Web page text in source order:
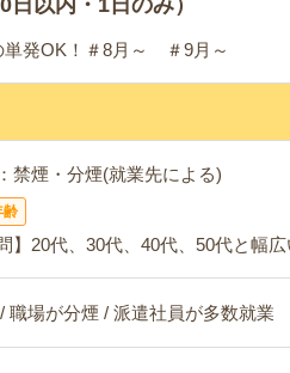
日以内・1日のみ）
単発OK！＃8月～ ＃9月～
禁煙・分煙(就業先による)
齢
】20代、30代、40代、50代と幅
職場が分煙 / 派遣社員が多数就業